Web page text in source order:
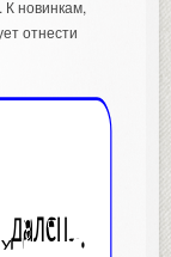
К новинкам,
отнести